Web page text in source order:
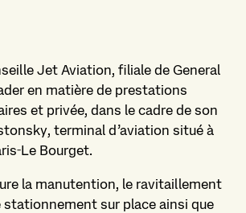
Jet Aviation, filiale de General
en matière de prestations
et privée, dans le cadre de son
terminal d’aviation situé à
Bourget.
la manutention, le ravitaillement
stationnement sur place ainsi que